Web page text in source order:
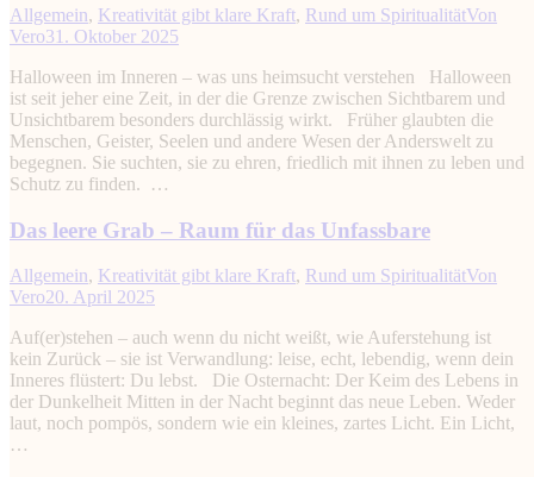
Allgemein, Kreativität gibt klare Kraft, Rund um SpiritualitätVon
Vero31. Oktober 2025
Halloween im Inneren – was uns heimsucht verstehen Halloween
ist seit jeher eine Zeit, in der die Grenze zwischen Sichtbarem und
Unsichtbarem besonders durchlässig wirkt. Früher glaubten die
Menschen, Geister, Seelen und andere Wesen der Anderswelt zu
begegnen. Sie suchten, sie zu ehren, friedlich mit ihnen zu leben und
Schutz zu finden. …
Das leere Grab – Raum für das Unfassbare
Allgemein, Kreativität gibt klare Kraft, Rund um SpiritualitätVon
Vero20. April 2025
Auf(er)stehen – auch wenn du nicht weißt, wie Auferstehung ist
kein Zurück – sie ist Verwandlung: leise, echt, lebendig, wenn dein
Inneres flüstert: Du lebst. Die Osternacht: Der Keim des Lebens in
der Dunkelheit Mitten in der Nacht beginnt das neue Leben. Weder
laut, noch pompös, sondern wie ein kleines, zartes Licht. Ein Licht,
…